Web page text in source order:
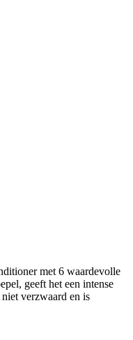
met 6 waardevolle
geeft het een intense
verzwaard en is